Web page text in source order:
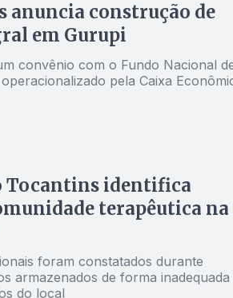
anuncia construção de
em Gurupi
convênio com o Fundo Nacional
pela Caixa
Tocantins identifica
terapêutica na
foram constatados durante
armazenados de forma inadequada
do local